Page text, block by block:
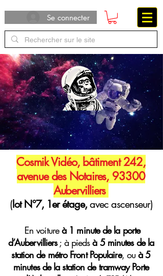
Se connecter
Cosmik Vidéo, bâtiment 242,
avenue des Notaires, 93300
Aubervilliers
(lot N°7, 1er étage,avec ascenseur)
En voitureà 1 minute de la porte
d’Aubervilliers; à piedsà 5 minutes de la
station de métro Front Populaire, ouà 5
minutes de la station de tramway Porte